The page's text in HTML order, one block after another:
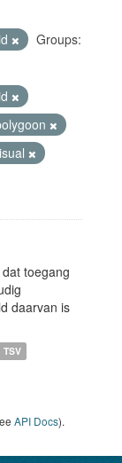
Groups:
toegang
daarvan is
TSV
API Docs).